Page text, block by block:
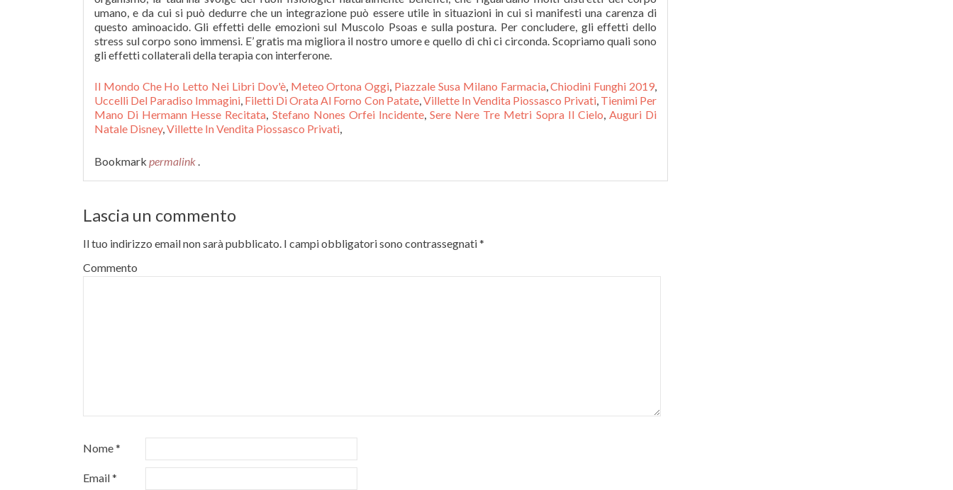
Il Mondo Che Ho Letto Nei Libri Dov'è, Meteo Ortona Oggi, Piazzale Susa Milano Farmacia,Chiodini Funghi 2019,
Uccelli Del Paradiso Immagini, Filetti Di Orata Al Forno Con Patate,Villette In Vendita Piossasco Privati, Tienimi Per
Mano Di Hermann Hesse Recitata, Stefano Nones Orfei Incidente,Sere Nere Tre Metri Sopra Il Cielo, Auguri Di
Natale Disney,Villette In Vendita Piossasco Privati,
Bookmark permalink .
Lascia un commento
Il tuo indirizzo email non sarà pubblicato. I campi obbligatori sono contrassegnati*
Commento
Nome*
Email*